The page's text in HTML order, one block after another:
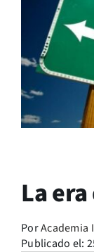
La
PorAcademia
Publicado el: